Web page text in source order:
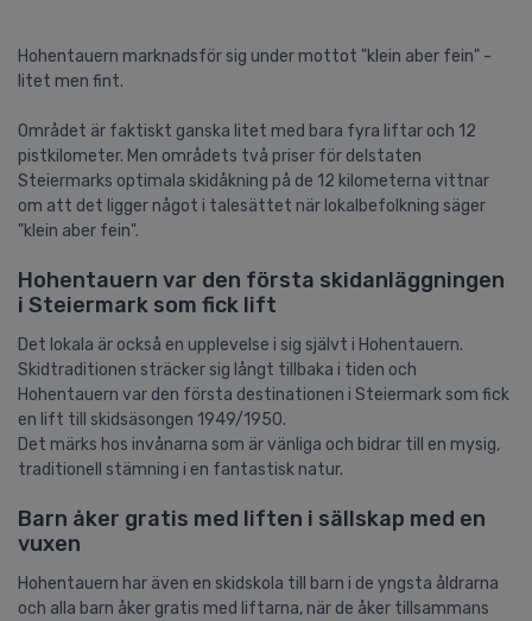
Hohentauern marknadsför sig under mottot "klein aber fein" -
litet men fint.
Området är faktiskt ganska litet med bara fyra liftar och 12
pistkilometer. Men områdets två priser för delstaten
Steiermarks optimala skidåkning på de 12 kilometerna vittnar
om att det ligger något i talesättet när lokalbefolkning säger
"klein aber fein".
Hohentauern var den första skidanläggningen
i Steiermark som fick lift
Det lokala är också en upplevelse i sig självt i Hohentauern.
Skidtraditionen sträcker sig långt tillbaka i tiden och
Hohentauern var den första destinationen i Steiermark som fick
en lift till skidsäsongen 1949/1950.
Det märks hos invånarna som är vänliga och bidrar till en mysig,
traditionell stämning i en fantastisk natur.
Barn åker gratis med liften i sällskap med en
vuxen
Hohentauern har även en skidskola till barn i de yngsta åldrarna
och alla barn åker gratis med liftarna, när de åker tillsammans